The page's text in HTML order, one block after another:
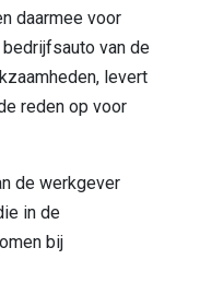
daarmee voor
van de
levert
reden op voor
de werkgever
in de
bij